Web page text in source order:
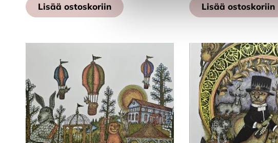
Lisää ostoskoriin Lisää ostoskoriin